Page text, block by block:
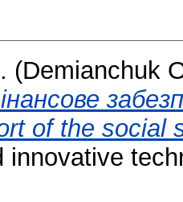
(Demianchuk
of the social
innovative